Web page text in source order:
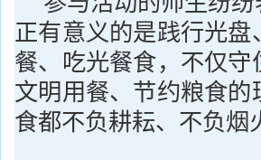
正有意义的是践行光
餐、吃光餐食，不仅
文明用餐、节约粮食
食都不负耕耘、不负烟